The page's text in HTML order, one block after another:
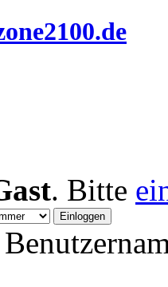
. Bitte